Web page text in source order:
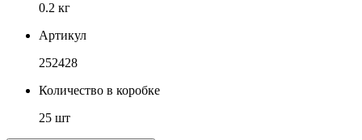
0.2 кг
Артикул
252428
Количество в коробке
25 шт